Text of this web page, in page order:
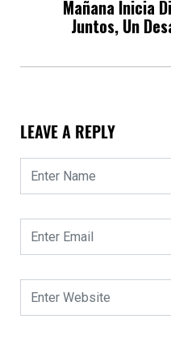
Mañana Inicia
Juntos, Un
LEAVE A REPLY